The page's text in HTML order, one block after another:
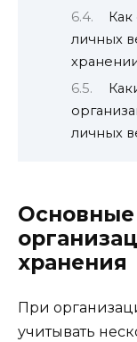
Как
личных
личных
хранения
При
учитывать